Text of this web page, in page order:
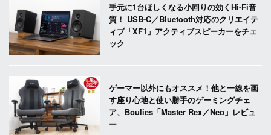
手元に1台ほしくなる小回りの効くHi-Fi音
質！ USB-C／Bluetooth対応のクリエイテ
ィブ「XF1」アクティブスピーカーをチェ
ック
ゲーマー以外にもオススメ！他と一線を画
す座り心地と使い勝手のゲーミングチェ
ア、Boulies「Master Rex／Neo」レビュ
ー